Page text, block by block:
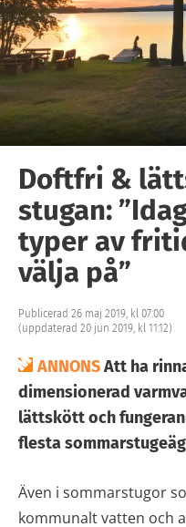
Doftfri &
stugan:
typer av
välja på”
Publicerad 26 maj 2019, kl 07:00
(uppdaterad 20 jun 2019, kl 11:12)
ANNONSAtt ha
dimensionerad
lättskött och
flesta
Även i sommarstugor
kommunalt vatten och